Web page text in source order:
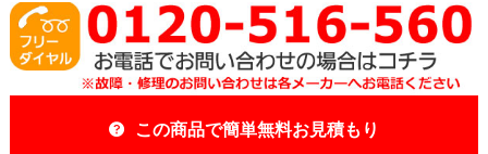
この商品で簡単無料お見積もり